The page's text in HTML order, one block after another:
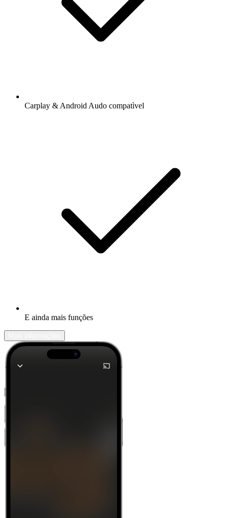
Carplay & Android Audo compatìvel
E ainda mais funções